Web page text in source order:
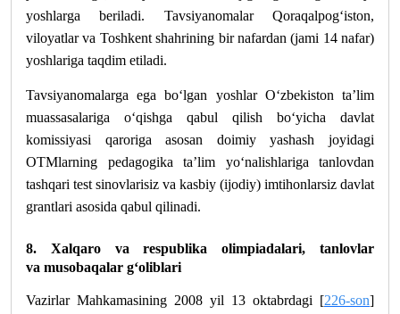
yoshlarga beriladi. Tavsiyanomalar Qoraqalpog‘iston,
viloyatlar va Toshkent shahrining bir nafardan (jami 14 nafar)
yoshlariga taqdim etiladi.
Tavsiyanomalarga ega bo‘lgan yoshlar O‘zbekiston ta’lim
muassasalariga o‘qishga qabul qilish bo‘yicha davlat
komissiyasi qaroriga asosan doimiy yashash joyidagi
OTMlarning pedagogika ta’lim yo‘nalishlariga tanlovdan
tashqari test sinovlarisiz va kasbiy (ijodiy) imtihonlarsiz davlat
grantlari asosida qabul qilinadi.
8. Xalqaro va respublika olimpiadalari, tanlovlar
va musobaqalar g‘oliblari
Vazirlar Mahkamasining 2008 yil 13 oktabrdagi [226-son]